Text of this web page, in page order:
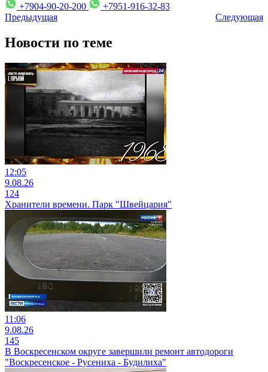
+7904-90-20-200
+7951-916-32-83
Предыдущая
Следующая
Новости по теме
12:05
9.08.26
124
Хранители времени. Парк "Швейцария"
11:06
9.08.26
145
В Воскресенском округе завершили ремонт автодороги
"Воскресенское - Русениха - Будилиха"